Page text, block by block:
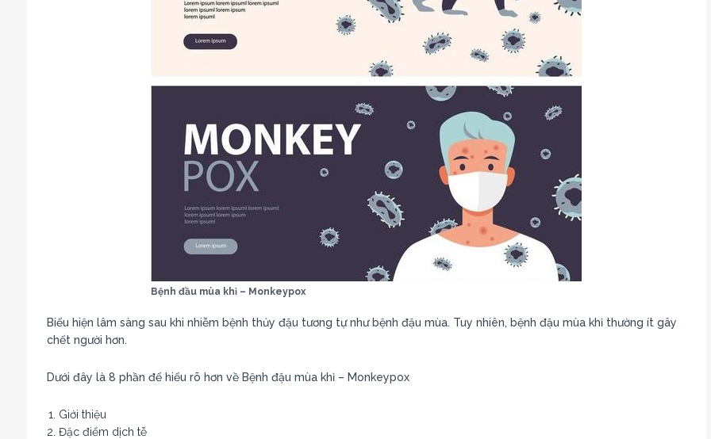
Bệnh đầu mùa khỉ – Monkeypox
Biểu hiện lâm sàng sau khi nhiễm bệnh thủy đậu tương tự như bệnh đậu mùa. Tuy nhiên, bệnh đậu mùa khỉ thường ít gây
chết người hơn.
Dưới đây là 8 phần để hiểu rõ hơn về Bệnh đậu mùa khỉ – Monkeypox
Giới thiệu
Đặc điểm dịch tễ